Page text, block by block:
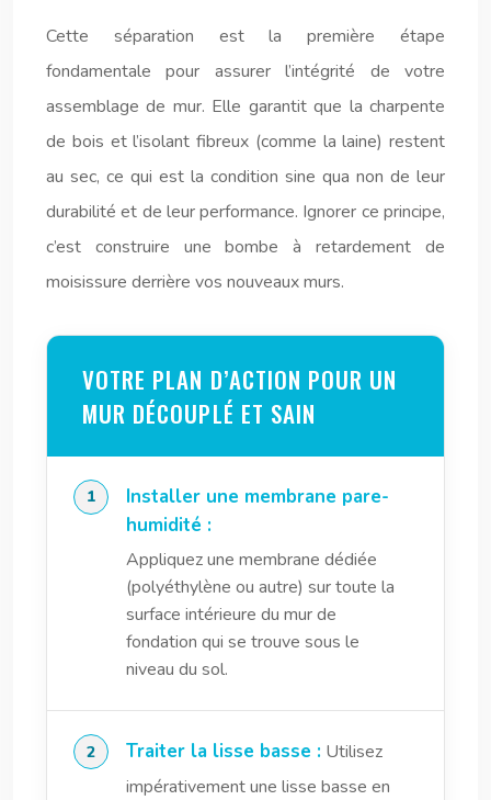
Cette séparation est la première étape
fondamentale pour assurer l’intégrité de votre
assemblage de mur. Elle garantit que la charpente
de bois et l’isolant fibreux (comme la laine) restent
au sec, ce qui est la condition sine qua non de leur
durabilité et de leur performance. Ignorer ce principe,
c’est construire une bombe à retardement de
moisissure derrière vos nouveaux murs.
VOTRE PLAN D’ACTION POUR UN
MUR DÉCOUPLÉ ET SAIN
Installer une membrane pare-
humidité :
Appliquez une membrane dédiée
(polyéthylène ou autre) sur toute la
surface intérieure du mur de
fondation qui se trouve sous le
niveau du sol.
Traiter la lisse basse : Utilisez
impérativement une lisse basse en